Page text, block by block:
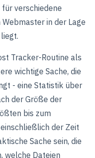
verschiedene
in der Lage
Tracker-Routine als
wichtige Sache, die
- eine Statistik über
der Größe der
bis zum
der Zeit
Sache sein, die
welche Dateien